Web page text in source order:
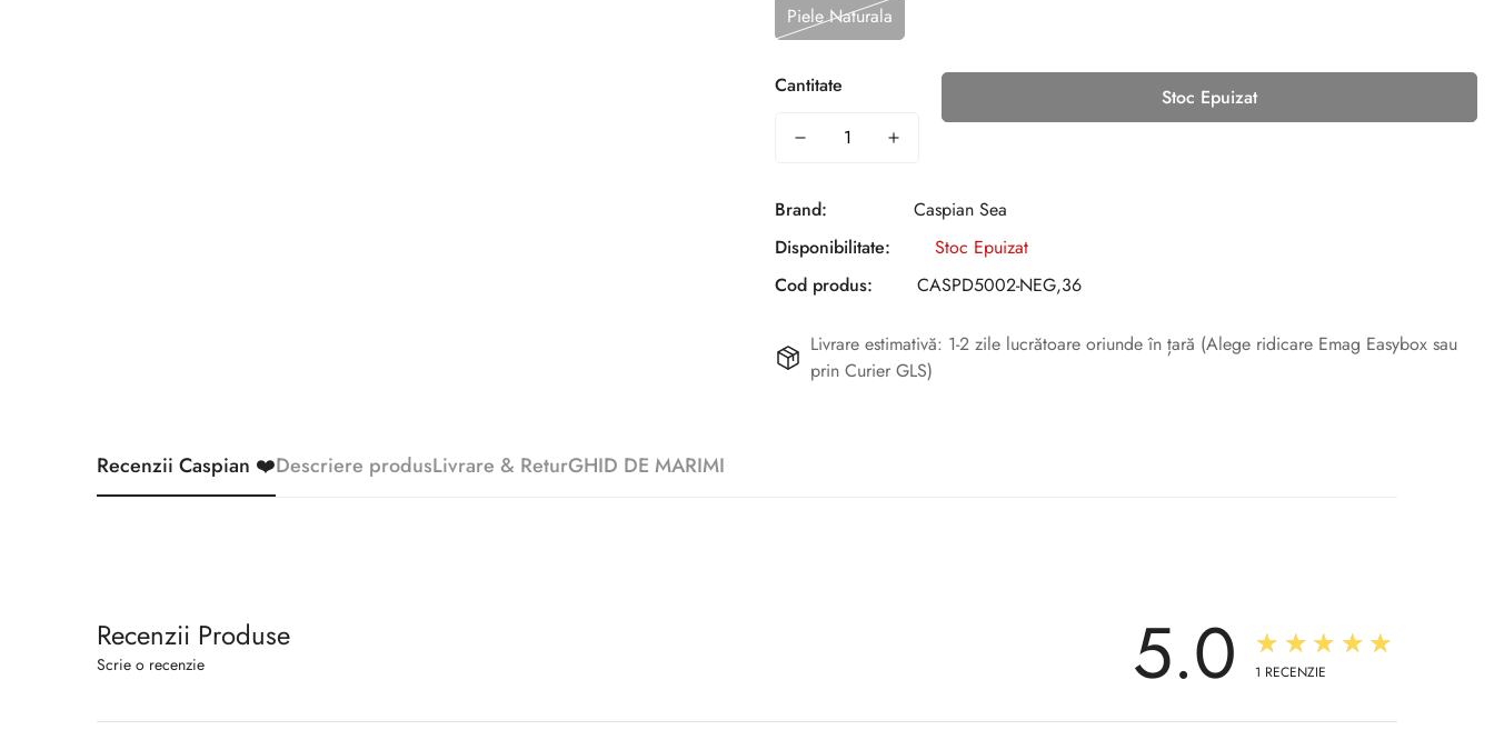
Piele Naturala
Cantitate Stoc Epuizat
Brand:
Caspian Sea
Disponibilitate:
Stoc Epuizat
Cod produs:
CASPD5002-NEG,36
Livrare estimativă: 1-2 zile lucrătoare oriunde în țară (Alege ridicare Emag Easybox sau
prin Curier GLS)
Recenzii Caspian ❤️Descriere produsLivrare & ReturGHID DE MARIMI
Recenzii Produse
Scrie o recenzie 5.0 ★★★★★
1 RECENZIE